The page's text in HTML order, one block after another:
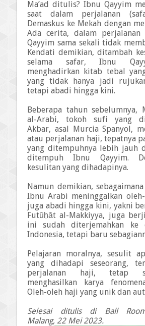
Ma’ad ditulis? Ibnu Qayyim
saat dalam perjalanan
Demaskus ke Mekah dengan
Ada cerita, dalam
Qayyim sama sekali tidak
Kendati demikian, ditambah
selama safar, Ibnu
menghadirkan kitab tebal
yang tidak hanya jadi
tetapi abadi hingga kini.
Beberapa tahun sebelumnya,
al-Arabi, tokoh sufi yang
Akbar, asal Murcia Spanyol,
atau perjalanan haji, tepatnya
yang ditempuhnya lebih jauh
ditempuh Ibnu Qayyim.
kesulitan yang dihadapinya.
Namun demikian,
Ibnu Arabi meninggalkan
juga abadi hingga kini, yakni
Futūḥāt al-Makkiyya, juga
ini sudah diterjemahkan ke
Indonesia, tetapi baru
Pelajaran moralnya, sesulit
yang dihadapi seseorang,
perjalanan haji, tetap
menghasilkan karya
Oleh-oleh haji yang unik dan
Selesai ditulis di Ball
Malang, 22 Mei 2023.